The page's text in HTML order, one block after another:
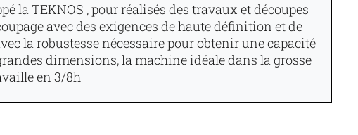
la TEKNOS , pour réalisés des travaux et découpes
avec des exigences de haute définition et de
la robustesse nécessaire pour obtenir une capacité
dimensions, la machine idéale dans la grosse
en 3/8h